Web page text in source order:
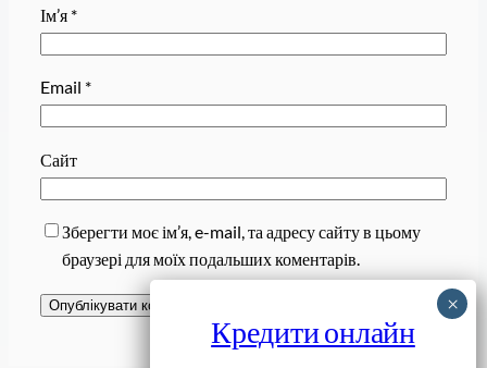
Ім’я *
Email *
Сайт
Зберегти моє ім’я, e-mail, та адресу сайту в цьому
браузері для моїх подальших коментарів.
Кредити онлайн